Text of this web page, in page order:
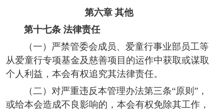
第六章 其他
第十七条 法律责任
（一）严禁管委会成员、爱童行事业部员工等
从爱童行专项基金及慈善项目的运作中获取或谋取
个人利益，本会有权追究其法律责任。
（二）对严重违反本管理办法第三条“原则”，
或给本会造成不良影响的，本会有权免除其工作，